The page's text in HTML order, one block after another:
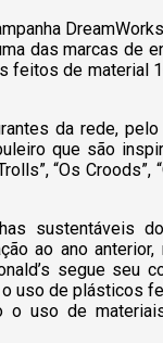
das marcas de
feitos de material
da rede,
que são
“Os
sustentáveis
ao ano
segue seu
uso de plásticos
uso de